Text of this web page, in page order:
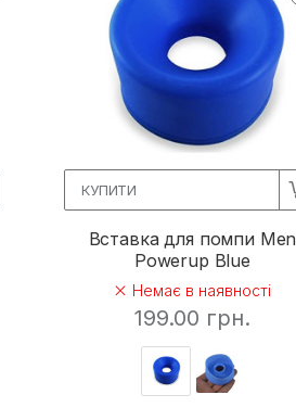
КУПИТИ
Вставка для помпи Men
Powerup Blue
Немає в наявності
199.00 грн.